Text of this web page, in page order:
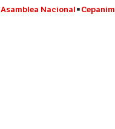
Asamblea Nacional Cepanim